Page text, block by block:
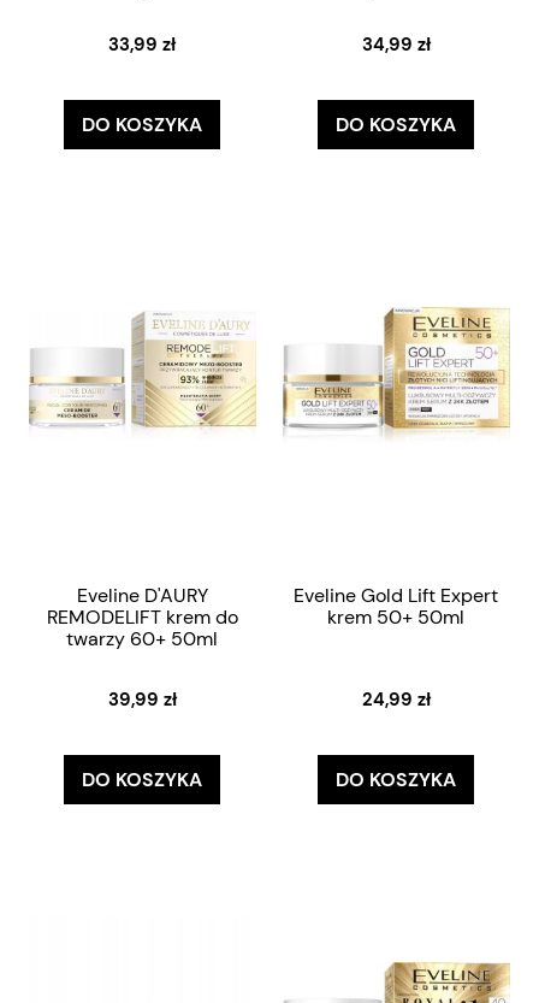
33,99 zł
DO KOSZYKA
34,99 zł
DO KOSZYKA
Eveline D'AURY
REMODELIFT krem do
twarzy 60+ 50ml
39,99 zł
DO KOSZYKA
Eveline Gold Lift Expert
krem 50+ 50ml
24,99 zł
DO KOSZYKA